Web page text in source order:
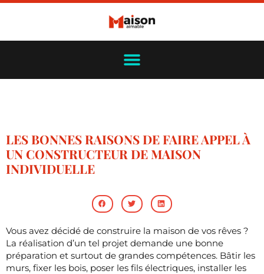
LES BONNES RAISONS DE FAIRE APPEL À
UN CONSTRUCTEUR DE MAISON
INDIVIDUELLE
Vous avez décidé de construire la maison de vos rêves ?
La réalisation d’un tel projet demande une bonne
préparation et surtout de grandes compétences. Bâtir les
murs, fixer les bois, poser les fils électriques, installer les